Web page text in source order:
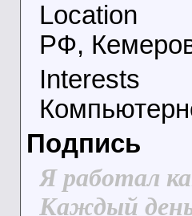
Location
РФ,
Interests
Подпись
Я работал
Каждый